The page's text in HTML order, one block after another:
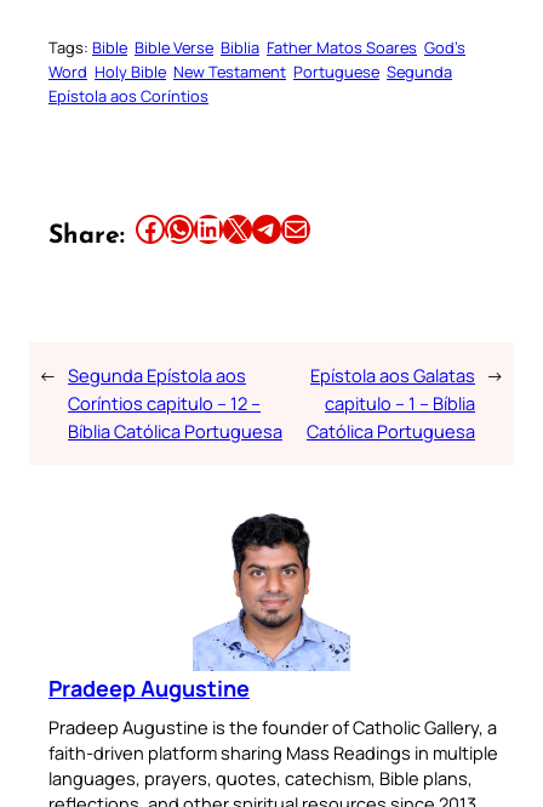
Tags: Bible Bible Verse Biblia Father Matos Soares God’s
Word Holy Bible New Testament Portuguese Segunda
Epístola aos Coríntios
Share: Share this article on Facebook Share this article on WhatsApp Share this article on LinkedIn Share this article on X Share this article on TelegramEmail this Article
← Segunda Epístola aos
Coríntios capitulo – 12 –
Bíblia Católica Portuguesa
Epístola aos Galatas
capitulo – 1 – Bíblia
Católica Portuguesa
→
Pradeep Augustine
Pradeep Augustine is the founder of Catholic Gallery, a
faith-driven platform sharing Mass Readings in multiple
languages, prayers, quotes, catechism, Bible plans,